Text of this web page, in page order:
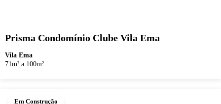
Prisma Condomínio Clube Vila Ema
Vila Ema
71m² a 100m²
Em Construção